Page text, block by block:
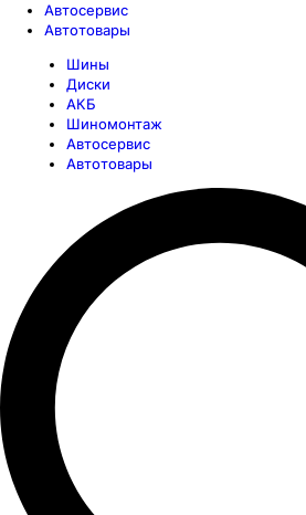
Автосервис
Автотовары
Шины
Диски
АКБ
Шиномонтаж
Автосервис
Автотовары